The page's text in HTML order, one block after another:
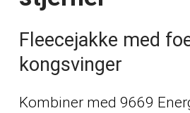
Fleecejakke med
kongsvinger
Kombiner med 9669